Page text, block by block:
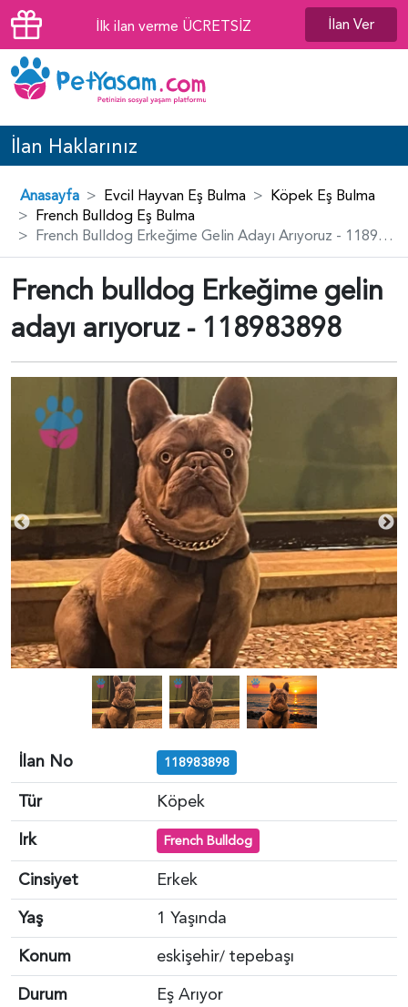
İlk ilan verme ÜCRETSİZ İlan Ver
İlan Haklarınız
Anasayfa Evcil Hayvan Eş Bulma
Köpek Eş Bulma
French Bulldog Eş Bulma
French Bulldog Erkeğime Gelin Adayı Arıyoruz - 118983898
French bulldog Erkeğime gelin
adayı arıyoruz - 118983898
İlan No 118983898
Tür
Köpek
Irk
French Bulldog
Cinsiyet
Erkek
Yaş
1 Yaşında
Konum
eskişehir/ tepebaşı
Durum
Eş Arıyor